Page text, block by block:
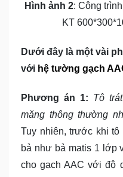
Hình ảnh 2: Công
KT
Dưới đây là một vài
với hệ tường gạch
Phương án 1: Tô
măng thông thường
Tuy nhiên, trước khi tô
bả như bả matis 1 lớp
cho gạch AAC với độ